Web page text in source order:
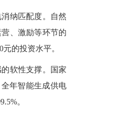
纳匹配度。自然
、激励等环节的
的投资水平。
软性支撑。国家
年智能生成供电
。